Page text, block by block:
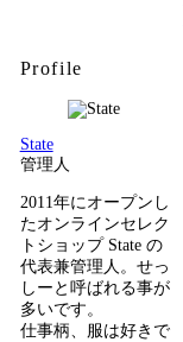
Profile
State
管理人
2011年にオープンし
たオンラインセレク
トショップ State の
代表兼管理人。せっ
しーと呼ばれる事が
多いです。
仕事柄、服は好きで